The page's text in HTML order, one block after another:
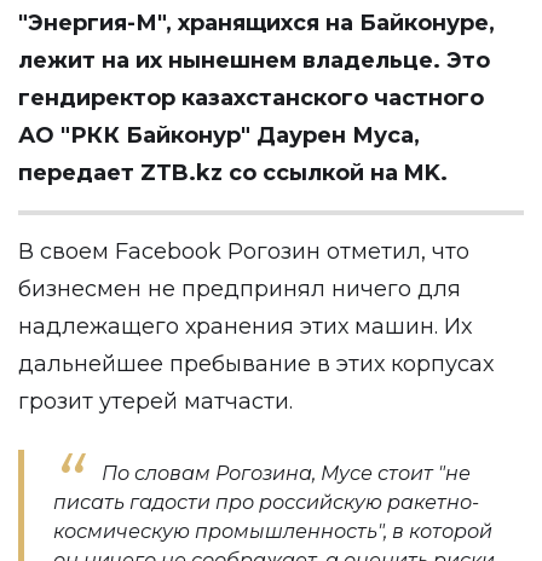
"Энергия-М", хранящихся на Байконуре,
лежит на их нынешнем владельце. Это
гендиректор казахстанского частного
АО "РКК Байконур" Даурен Муса,
передает ZTB.kz со ссылкой на MK.
В своем Facebook Рогозин отметил, что
бизнесмен не предпринял ничего для
надлежащего хранения этих машин. Их
дальнейшее пребывание в этих корпусах
грозит утерей матчасти.
По словам Рогозина, Мусе стоит "не
писать гадости про российскую ракетно-
космическую промышленность", в которой